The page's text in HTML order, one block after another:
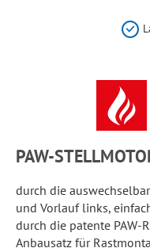
PAW-
durch die
und Vorlauf links,
durch die patente PAW-
Anbausatz für